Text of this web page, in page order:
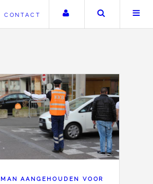
CONTACT Uw accountZoeken
MAN AANGEHOUDEN VOOR